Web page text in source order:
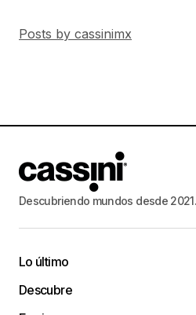
Posts by cassinimx
Descubriendo mundos desde 2021.
Lo último
Descubre